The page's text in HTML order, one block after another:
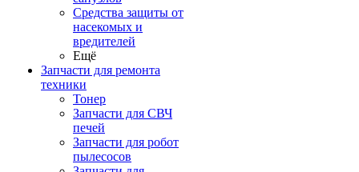
Средства защиты от
насекомых и
вредителей
Ещё
Запчасти для ремонта
техники
Тонер
Запчасти для СВЧ
печей
Запчасти для робот
пылесосов